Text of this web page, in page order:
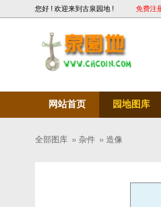
您好 ! 欢迎来到古泉园地 ! 免费注
网站首页 园地图库
全部图库 » 杂件 » 造像